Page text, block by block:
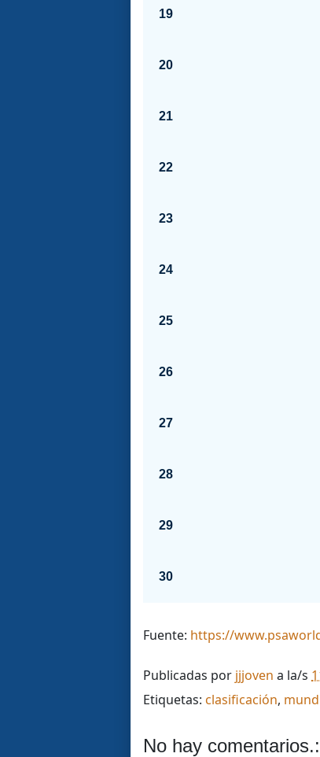
19
20
21
22
23
24
25
26
27
28
29
30
Fuente: https://
Publicadas por jjjoven a la/s
Etiquetas: clasificación,
No hay comentarios.: